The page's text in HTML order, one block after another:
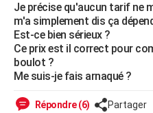
BONS PLANS
CARTE DE VOEUX
Carte de Noël
Carte Bonne année
Carte Saint-Valentin
Carte Pâques
Carte d'anniversaire
DICTIONNAIRE
Dictionnaire
Biographies
Citations
Expressions
Proverbes
PROGRAMME TV
Je précise qu'aucun tarif ne
m'a simplement dis ça
Est-ce bien sérieux ?
Ce prix est il correct pour
boulot ?
Me suis-je fais arnaqué ?
Répondre (6) Partager